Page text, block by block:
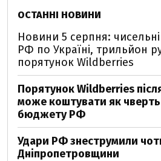
ОСТАННІ НОВИНИ
Новини 5 серпня:
РФ по Україні, трильйон
порятунок Wildberries
Порятунок Wildberries
може коштувати як
бюджету РФ
Удари РФ знеструмили
Дніпропетровщини